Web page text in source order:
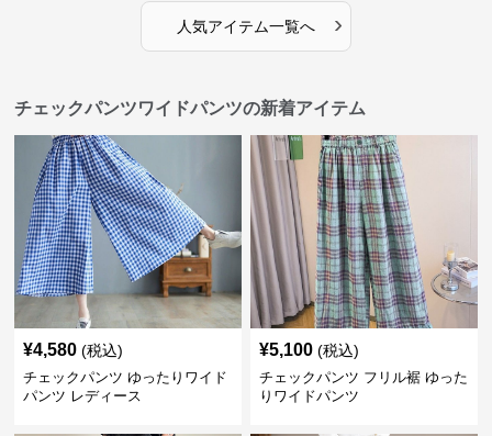
人気アイテム一覧へ ›
チェックパンツワイドパンツの新着アイテム
¥4,580 (税込)
チェックパンツ ゆったりワイド
パンツ レディース
¥5,100 (税込)
チェックパンツ フリル裾 ゆった
りワイドパンツ